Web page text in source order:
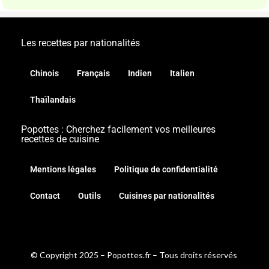
Les recettes par nationalités
Chinois Français Indien Italien
Thaïlandais
Popottes : Cherchez facilement vos meilleures
recettes de cuisine
Mentions légales Politique de confidentialité
Contact Outils Cuisines par nationalités
© Copyright 2025 – Popottes.fr – Tous droits réservés